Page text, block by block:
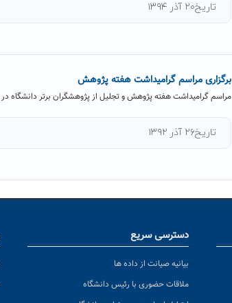
تاریخ۲۰ آذر ۱۳۹۴
برگزاری مراسم گرامیداشت هفته پژوهش
مراسم گراميداشت هفته پژوهش و تجليل از پژوهشگران برتر دانشگاه در حوزه
تاریخ۲۶ آذر ۱۳۹۲
دسترسی سریع
بیانیه صیانت از داده ها
ملاقات حضوری با رئیس دانشگاه